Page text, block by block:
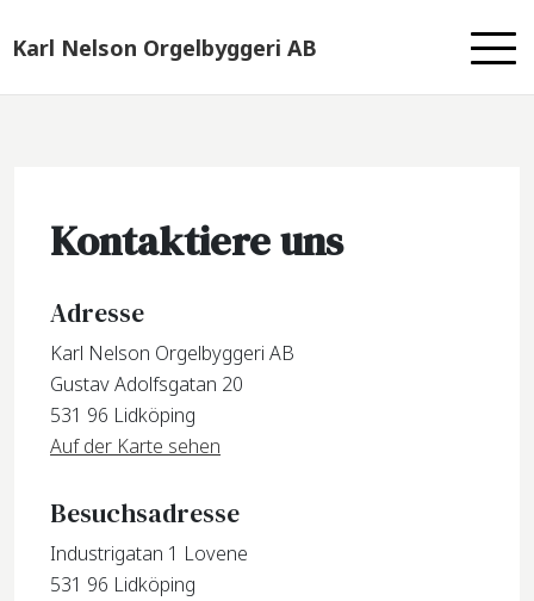
Karl Nelson Orgelbyggeri AB
Kontaktiere uns
Adresse
Karl Nelson Orgelbyggeri AB
Gustav Adolfsgatan 20
531 96 Lidköping
Auf der Karte sehen
Besuchsadresse
Industrigatan 1 Lovene
531 96 Lidköping